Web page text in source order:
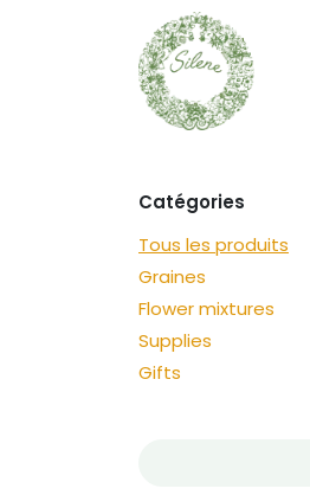
Se rendre au contenu
Catégories
Tous les produits
Graines
Flower mixtures
Supplies
Gifts